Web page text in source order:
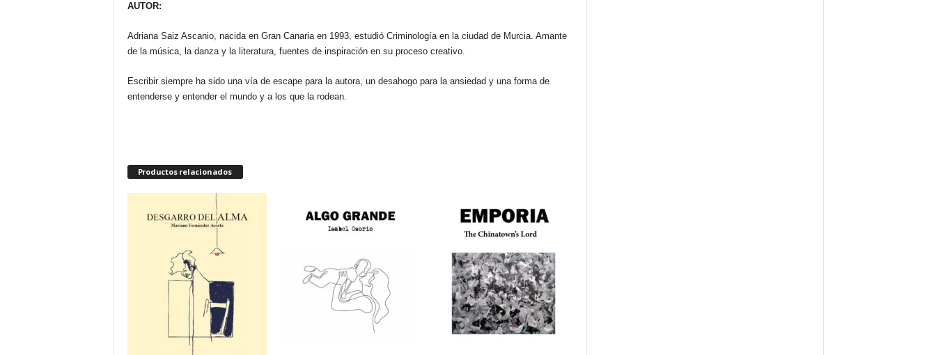
AUTOR:
Adriana Saiz Ascanio, nacida en Gran Canaria en 1993, estudió Criminología en la ciudad de Murcia. Amante
de la música, la danza y la literatura, fuentes de inspiración en su proceso creativo.
Escribir siempre ha sido una vía de escape para la autora, un desahogo para la ansiedad y una forma de
entenderse y entender el mundo y a los que la rodean.
Productos relacionados